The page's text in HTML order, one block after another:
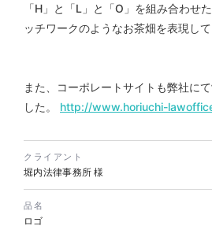
サイ
#レ
「H」と「L」と「O」を組み合わせ
ッチワークのようなお茶畑を表現して
また、コーポレートサイトも弊社に
した。 http://www.horiuchi-
クライアント
堀内法律事務所 様
品名
ロゴ